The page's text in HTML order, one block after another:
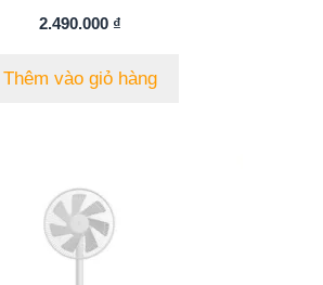
2.490.000 ₫
Thêm vào giỏ hàng